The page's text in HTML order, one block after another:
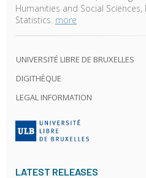
Humanities and Social
Statistics. more
UNIVERSITÉ LIBRE DE BRUXELLES
DIGITHÈQUE
LEGAL INFORMATION
LATEST RELEASES